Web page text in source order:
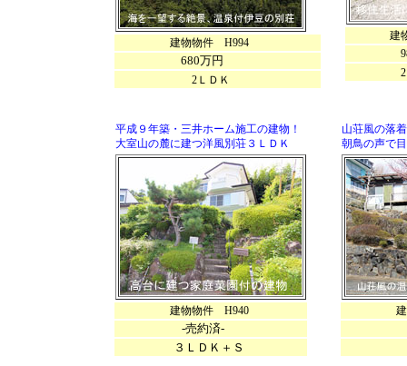
建物物件 H994
680万円
2ＬＤＫ
建物
980
2
平成９年築・三井ホーム施工の建物！
大室山の麓に建つ洋風別荘３ＬＤＫ
建物物件 H940
-売約済-
３ＬＤＫ＋Ｓ
山荘風の落
朝鳥の声で
建物